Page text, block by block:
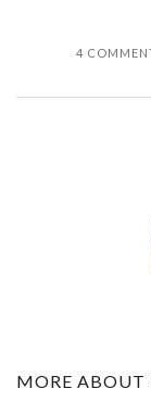
4
MORE ABOUT